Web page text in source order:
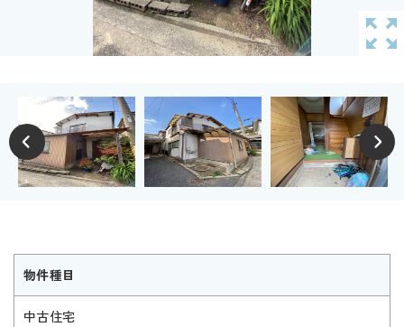
物件種目
中古住宅